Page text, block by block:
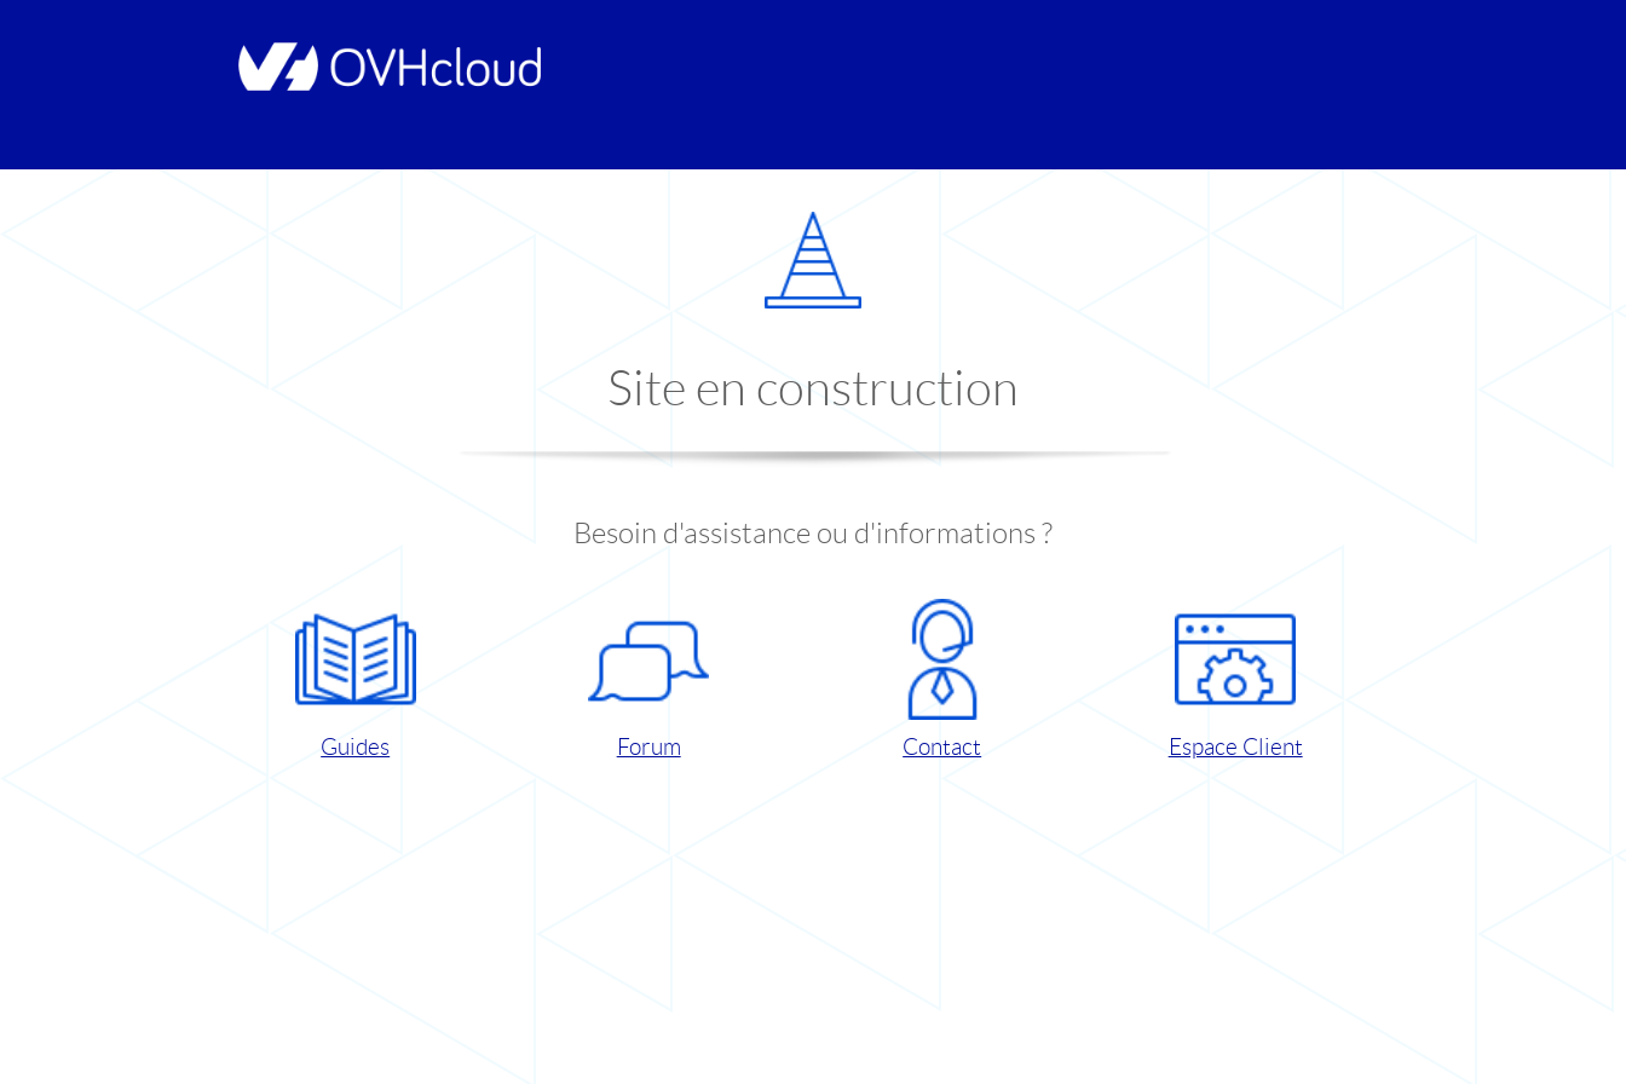
Site en construction
Besoin d'assistance ou d'informations ?
Guides Forum Contact Espace Client